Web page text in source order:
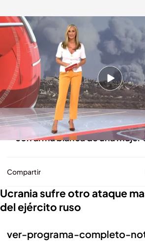
Las noticias, de la mano de Marta Reyero
Redacción digital Noticias Cuatro
28 SEP 2025 - 15:12h.
Ucrania sufre otro ataque
ejército ruso
Detenido un joven de 21 años
con arma blanca de una mujer
Compartir
Ucrania sufre otro ataque
del ejército ruso
ver-programa-completo-